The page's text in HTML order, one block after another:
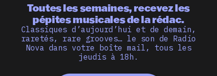
Toutes les semaines, recevez les
pépites musicales de la rédac.
Classiques d’aujourd’hui et de demain,
raretés, rare grooves… le son de Radio
Nova dans votre boîte mail, tous les
jeudis à 18h.